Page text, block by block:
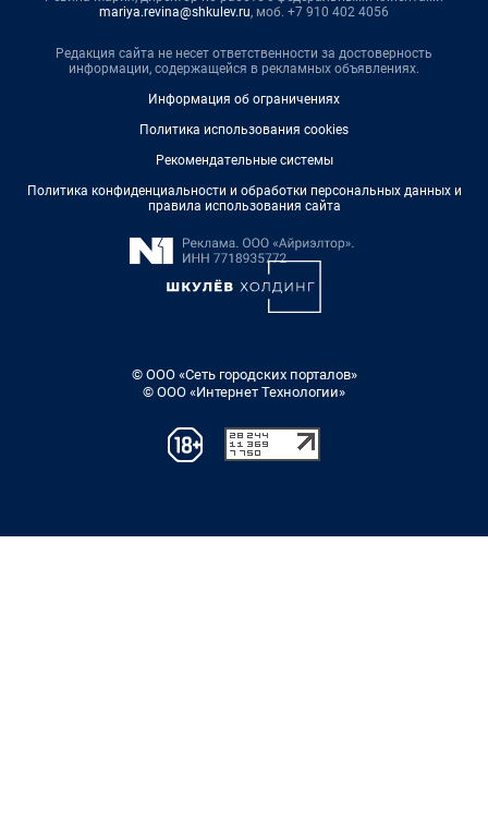
mariya.revina@shkulev.ru, моб. +7 910 402 4056
Редакция сайта не несет ответственности за достоверность
информации, содержащейся в рекламных объявлениях.
Информация об ограничениях
Политика использования cookies
Рекомендательные системы
Политика конфиденциальности и обработки персональных данных и
правила использования сайта
© ООО «Сеть городских порталов»
© ООО «Интернет Технологии»